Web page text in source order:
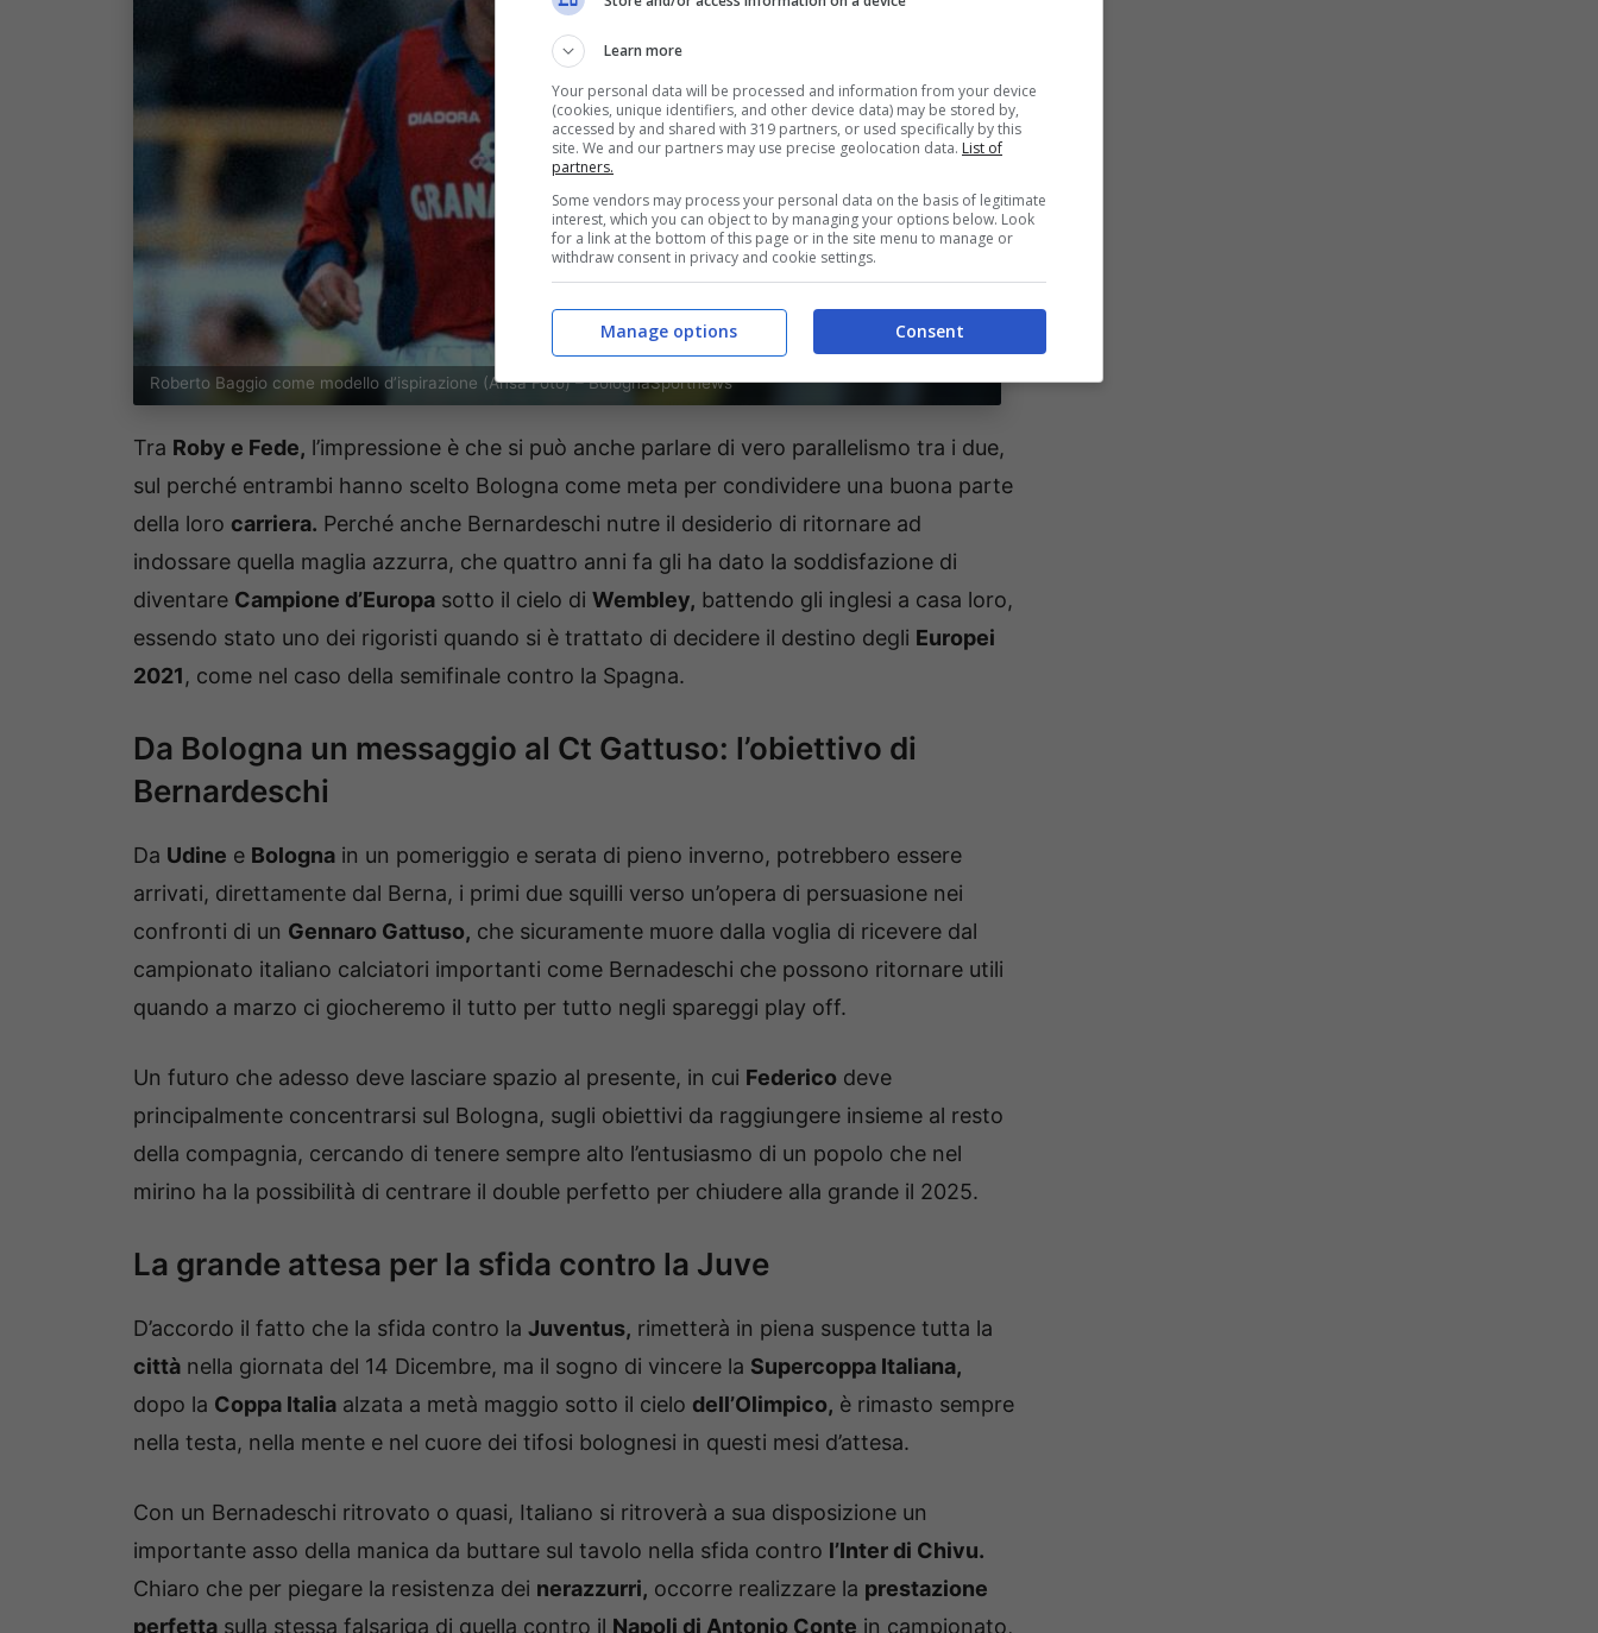
Roberto Baggio come modello d’ispirazione (Ansa Foto) – BolognaSportnews
Tra Roby e Fede, l’impressione è che si può anche parlare di vero parallelismo tra i due,
sul perché entrambi hanno scelto Bologna come meta per condividere una buona parte
della loro carriera. Perché anche Bernardeschi nutre il desiderio di ritornare ad
indossare quella maglia azzurra, che quattro anni fa gli ha dato la soddisfazione di
diventare Campione d’Europa sotto il cielo di Wembley, battendo gli inglesi a casa loro,
essendo stato uno dei rigoristi quando si è trattato di decidere il destino degli Europei
2021, come nel caso della semifinale contro la Spagna.
Da Bologna un messaggio al Ct Gattuso: l’obiettivo di
Bernardeschi
Da Udine e Bologna in un pomeriggio e serata di pieno inverno, potrebbero essere
arrivati, direttamente dal Berna, i primi due squilli verso un’opera di persuasione nei
confronti di un Gennaro Gattuso, che sicuramente muore dalla voglia di ricevere dal
campionato italiano calciatori importanti come Bernadeschi che possono ritornare utili
quando a marzo ci giocheremo il tutto per tutto negli spareggi play off.
Un futuro che adesso deve lasciare spazio al presente, in cui Federico deve
principalmente concentrarsi sul Bologna, sugli obiettivi da raggiungere insieme al resto
della compagnia, cercando di tenere sempre alto l’entusiasmo di un popolo che nel
mirino ha la possibilità di centrare il double perfetto per chiudere alla grande il 2025.
La grande attesa per la sfida contro la Juve
D’accordo il fatto che la sfida contro la Juventus, rimetterà in piena suspence tutta la
città nella giornata del 14 Dicembre, ma il sogno di vincere la Supercoppa Italiana,
dopo la Coppa Italia alzata a metà maggio sotto il cielo dell’Olimpico, è rimasto sempre
nella testa, nella mente e nel cuore dei tifosi bolognesi in questi mesi d’attesa.
Con un Bernadeschi ritrovato o quasi, Italiano si ritroverà a sua disposizione un
importante asso della manica da buttare sul tavolo nella sfida contro l’Inter di Chivu.
Chiaro che per piegare la resistenza dei nerazzurri, occorre realizzare la prestazione
perfetta sulla stessa falsariga di quella contro il Napoli di Antonio Conte in campionato,
Learn more
Your personal data will be processed and information from your device
(cookies, unique identifiers, and other device data) may be stored by,
accessed by and shared with 319 partners, or used specifically by this
site. We and our partners may use precise geolocation data. List of
partners.
Some vendors may process your personal data on the basis of legitimate
interest, which you can object to by managing your options below. Look
for a link at the bottom of this page or in the site menu to manage or
withdraw consent in privacy and cookie settings.
Consent
Manage options